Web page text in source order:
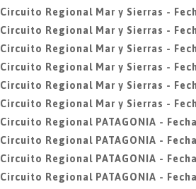
Circuito Regional Mar y Sierras -
Circuito Regional Mar y Sierras -
Circuito Regional Mar y Sierras -
Circuito Regional Mar y Sierras -
Circuito Regional Mar y Sierras -
Circuito Regional Mar y Sierras -
Circuito Regional PATAGONIA -
Circuito Regional PATAGONIA -
Circuito Regional PATAGONIA -
Circuito Regional PATAGONIA -